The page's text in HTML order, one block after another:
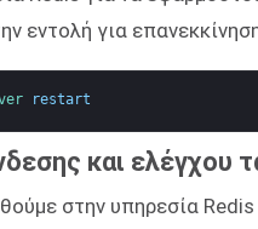
εντολή για
restart
και ελέγχου
στην υπηρεσία